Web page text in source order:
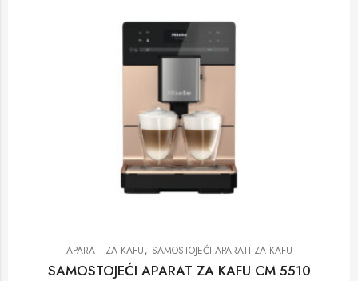
APARATI ZA KAFU, SAMOSTOJEĆI APARATI ZA KAFU
SAMOSTOJEĆI APARAT ZA KAFU CM 5510